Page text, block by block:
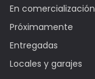
En comercialización
Próximamente
Entregadas
Locales y garajes